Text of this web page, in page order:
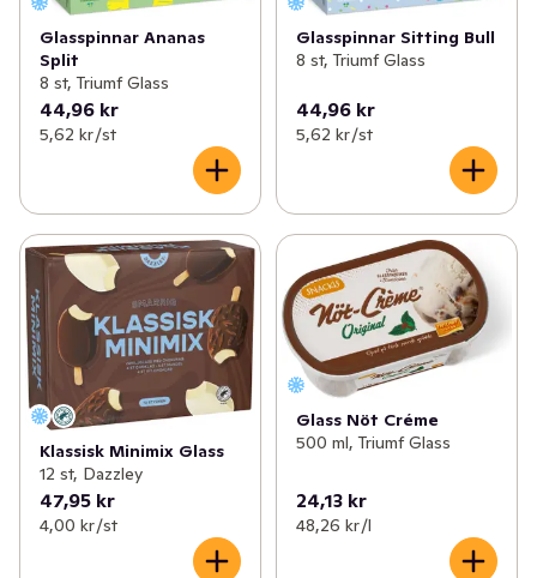
Glasspinnar Ananas
Split
8 st, Triumf Glass
44,96 kr
5,62 kr /st
Glasspinnar Sitting Bull
8 st, Triumf Glass
44,96 kr
5,62 kr /st
Klassisk Minimix Glass
12 st, Dazzley
47,95 kr
4,00 kr /st
Glass Nöt Créme
500 ml, Triumf Glass
24,13 kr
48,26 kr /l